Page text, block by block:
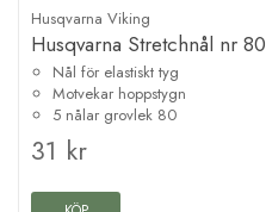
Husqvarna Viking
Husqvarna Stretchnål nr 80
Nål för elastiskt tyg
Motvekar hoppstygn
5 nålar grovlek 80
31 kr